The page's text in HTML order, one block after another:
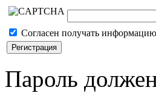
Согласен получать
Пароль